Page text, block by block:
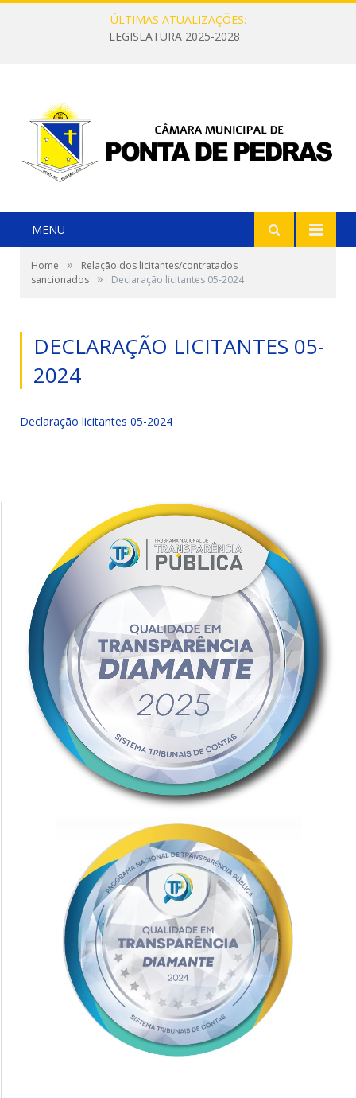
ÚLTIMAS ATUALIZAÇÕES:
LEGISLATURA 2025-2028
MENU
Home »
Relação dos licitantes/contratados
sancionados » Declaração licitantes 05-2024
DECLARAÇÃO LICITANTES 05-
2024
Declaração licitantes 05-2024